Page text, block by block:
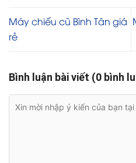
Máy chiếu cũ Bình Tân giá
rẻ
Bình luận bài viết (0 bình